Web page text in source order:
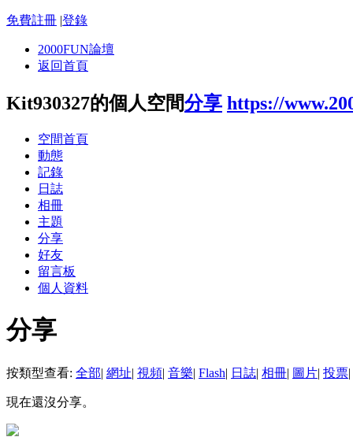
免費註冊 |登錄
2000FUN論壇
返回首頁
Kit930327的個人空間分享 https://
空間首頁
動態
記錄
日誌
相冊
主題
分享
好友
留言板
個人資料
分享
按類型查看: 全部| 網址| 視頻| 音樂| Flash| 日誌| 相冊| 圖片| 投票|
現在還沒分享。